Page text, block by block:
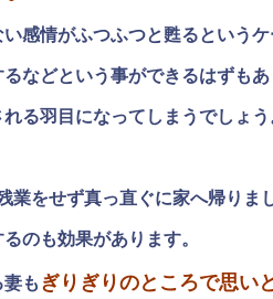
感情がふつふつと甦るというケ
などという事ができるはずもあ
る羽目になってしまうでしょう
をせず真っ直ぐに家へ帰りま
のも効果があります。
も ぎりぎりのところで思い